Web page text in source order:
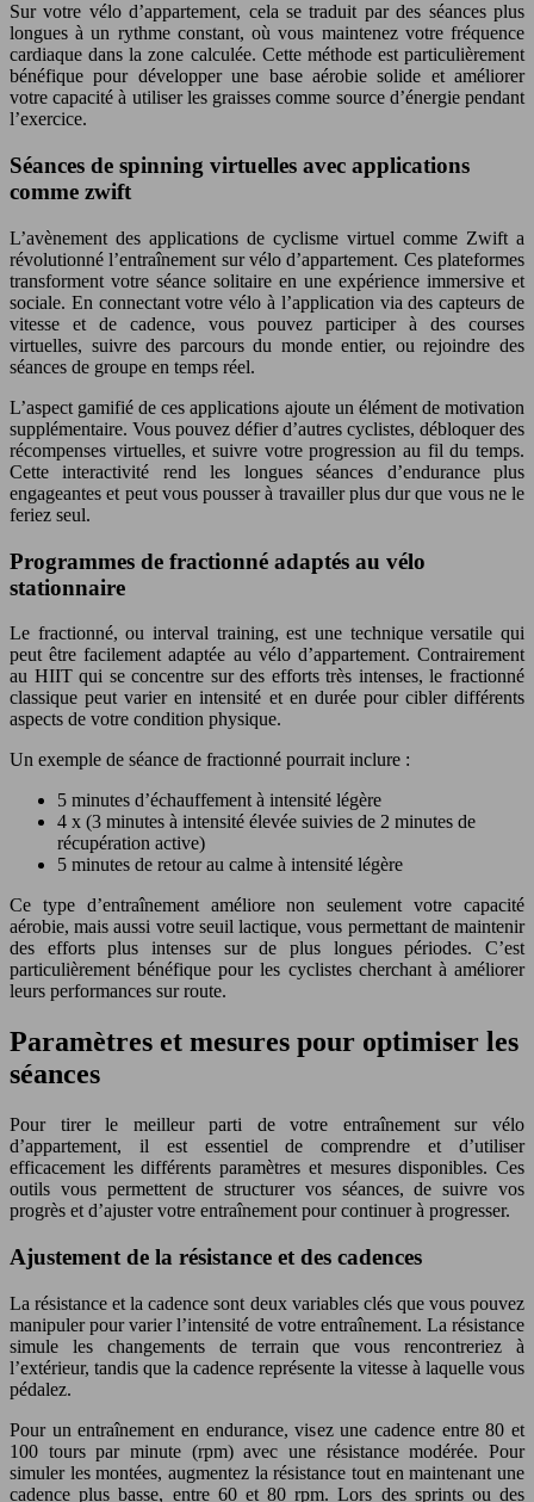
Sur votre vélo d’appartement, cela se traduit par des séances plus
longues à un rythme constant, où vous maintenez votre fréquence
cardiaque dans la zone calculée. Cette méthode est particulièrement
bénéfique pour développer une base aérobie solide et améliorer
votre capacité à utiliser les graisses comme source d’énergie pendant
l’exercice.
Séances de spinning virtuelles avec applications
comme zwift
L’avènement des applications de cyclisme virtuel comme Zwift a
révolutionné l’entraînement sur vélo d’appartement. Ces plateformes
transforment votre séance solitaire en une expérience immersive et
sociale. En connectant votre vélo à l’application via des capteurs de
vitesse et de cadence, vous pouvez participer à des courses
virtuelles, suivre des parcours du monde entier, ou rejoindre des
séances de groupe en temps réel.
L’aspect gamifié de ces applications ajoute un élément de motivation
supplémentaire. Vous pouvez défier d’autres cyclistes, débloquer des
récompenses virtuelles, et suivre votre progression au fil du temps.
Cette interactivité rend les longues séances d’endurance plus
engageantes et peut vous pousser à travailler plus dur que vous ne le
feriez seul.
Programmes de fractionné adaptés au vélo
stationnaire
Le fractionné, ou interval training, est une technique versatile qui
peut être facilement adaptée au vélo d’appartement. Contrairement
au HIIT qui se concentre sur des efforts très intenses, le fractionné
classique peut varier en intensité et en durée pour cibler différents
aspects de votre condition physique.
Un exemple de séance de fractionné pourrait inclure :
5 minutes d’échauffement à intensité légère
4 x (3 minutes à intensité élevée suivies de 2 minutes de
récupération active)
5 minutes de retour au calme à intensité légère
Ce type d’entraînement améliore non seulement votre capacité
aérobie, mais aussi votre seuil lactique, vous permettant de maintenir
des efforts plus intenses sur de plus longues périodes. C’est
particulièrement bénéfique pour les cyclistes cherchant à améliorer
leurs performances sur route.
Paramètres et mesures pour optimiser les
séances
Pour tirer le meilleur parti de votre entraînement sur vélo
d’appartement, il est essentiel de comprendre et d’utiliser
efficacement les différents paramètres et mesures disponibles. Ces
outils vous permettent de structurer vos séances, de suivre vos
progrès et d’ajuster votre entraînement pour continuer à progresser.
Ajustement de la résistance et des cadences
La résistance et la cadence sont deux variables clés que vous pouvez
manipuler pour varier l’intensité de votre entraînement. La résistance
simule les changements de terrain que vous rencontreriez à
l’extérieur, tandis que la cadence représente la vitesse à laquelle vous
pédalez.
Pour un entraînement en endurance, visez une cadence entre 80 et
100 tours par minute (rpm) avec une résistance modérée. Pour
simuler les montées, augmentez la résistance tout en maintenant une
cadence plus basse, entre 60 et 80 rpm. Lors des sprints ou des